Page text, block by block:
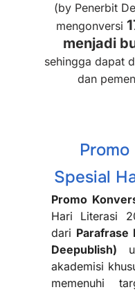
(by Penerbit
mengonversi
menjadi
sehingga dapat
dan
Promo
Spesial
Promo
Hari Literasi
dari Parafrase
Deepublish)
akademisi
memenuhi